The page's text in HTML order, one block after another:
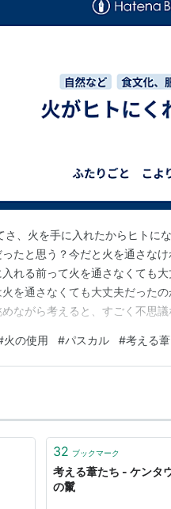
さ、火を手に入れたからヒトに
たと思う？今だと火を通さな
れる前って火を通さなくても
を通さなくても大丈夫だった
ながら考えると、すごく不思
合った」が近いんじゃないか
先って最初から料理してたわ
火の使用 #パスカル #考える葦
32 ブックマーク
考える葦たち - ケンタ
の鬣